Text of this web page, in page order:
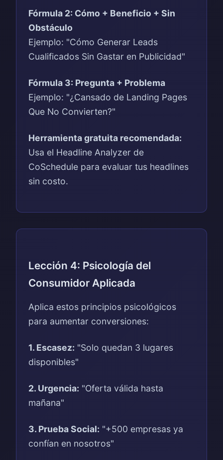
Fórmula 2: Cómo + Beneficio + Sin
Obstáculo
Ejemplo: "Cómo Generar Leads
Cualificados Sin Gastar en Publicidad"
Fórmula 3: Pregunta + Problema
Ejemplo: "¿Cansado de Landing Pages
Que No Convierten?"
Herramienta gratuita recomendada:
Usa el Headline Analyzer de
CoSchedule para evaluar tus headlines
sin costo.
Lección 4: Psicología del
Consumidor Aplicada
Aplica estos principios psicológicos
para aumentar conversiones:
1. Escasez: "Solo quedan 3 lugares
disponibles"
2. Urgencia: "Oferta válida hasta
mañana"
3. Prueba Social: "+500 empresas ya
confían en nosotros"